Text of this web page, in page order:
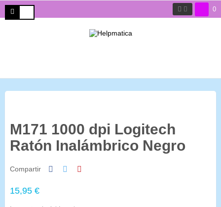
0
M171 1000 dpi Logitech
Ratón Inalámbrico Negro
Compartir
15,95 €